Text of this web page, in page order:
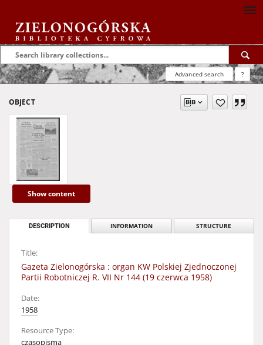
Advanced search ?
OBJECT
Show content
DESCRIPTION INFORMATION STRUCTURE
Title:
Gazeta Zielonogórska : organ KW Polskiej Zjednoczonej
Partii Robotniczej R. VII Nr 144 (19 czerwca 1958)
Date:
1958
Resource Type:
czasopisma